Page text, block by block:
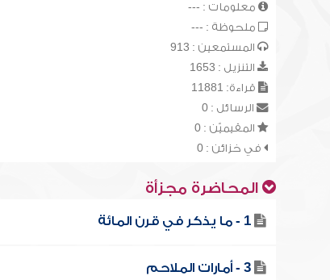
معلومات : ---
ملحوظة : ---
المستمعين : 913
التنزيل : 1653
قراءة: 11881
الرسائل : 0
المقيميّن : 0
في خزائن : 0
المحاضرة مجزأة
1 - ما يذكر في قرن المائة
3 - أمارات الملاحم